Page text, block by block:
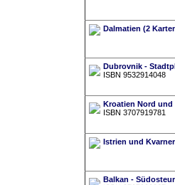
Dalmatien (2
Dubrovnik -
ISBN 9532914048
Kroatien Nord und
ISBN 3707919781
Istrien und Kvarner
Balkan -